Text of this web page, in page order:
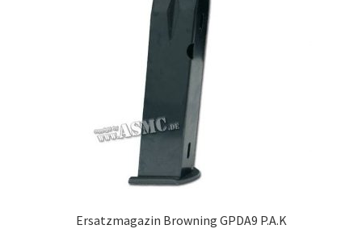
Ersatzmagazin Browning GPDA9 P.A.K